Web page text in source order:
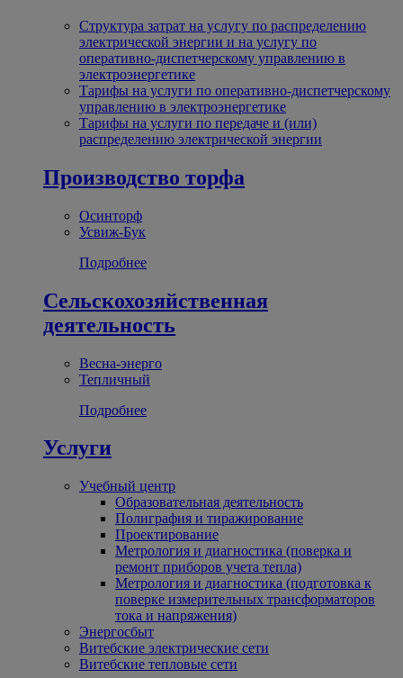
Структура затрат на услугу по распределению
электрической энергии и на услугу по
оперативно-диспетчерскому управлению в
электроэнергетике
Тарифы на услуги по оперативно-диспетчерскому
управлению в электроэнергетике
Тарифы на услуги по передаче и (или)
распределению электрической энергии
Производство торфа
Осинторф
Усвиж-Бук
Подробнее
Сельскохозяйственная
деятельность
Весна-энерго
Тепличный
Подробнее
Услуги
Учебный центр
Образовательная деятельность
Полиграфия и тиражирование
Проектирование
Метрология и диагностика (поверка и
ремонт приборов учета тепла)
Метрология и диагностика (подготовка к
поверке измерительных трансформаторов
тока и напряжения)
Энергосбыт
Витебские электрические сети
Витебские тепловые сети